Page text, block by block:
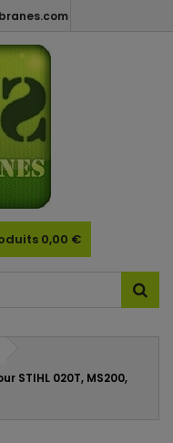
0,00 €
STIHL 020T, MS200,